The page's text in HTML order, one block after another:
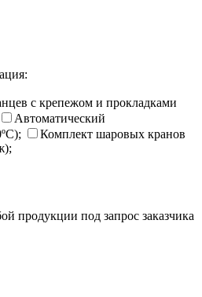
с крепежом и прокладками
Автоматический
Комплект шаровых кранов
продукции под запрос заказчика